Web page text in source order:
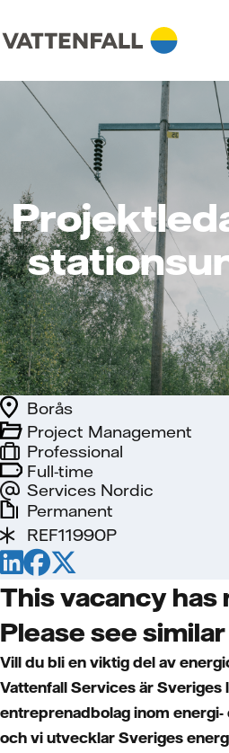
Full-time
Services Nordic
Project Management
Borås
Professional
Permanent
REF11990P
This vacancy has
Please see
Vill du bli en viktig del av
Vattenfall Services är Sveriges
entreprenadbolag inom
och vi utvecklar Sveriges